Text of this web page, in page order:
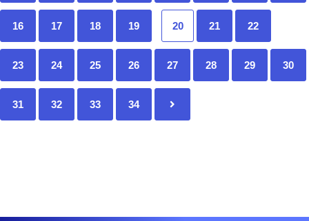
16 17 18 19 20 21 22
23 24 25 26 27 28 29 30
31 32 33 34